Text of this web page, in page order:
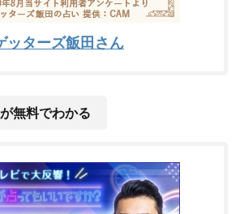
ッターズ飯田さん
無料でわかる